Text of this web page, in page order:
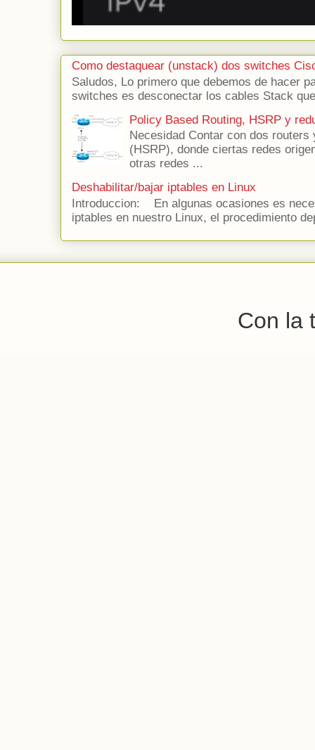
Como destaquear (unstack) dos switches
Saludos, Lo primero que debemos de hacer
switches es desconectar los cables Stack
Policy Based Routing, HSRP y
Necesidad Contar con dos
(HSRP), donde ciertas redes
otras redes ...
Deshabilitar/bajar iptables en Linux
Introduccion: En algunas ocasiones es
iptables en nuestro Linux, el procedimiento
Con la